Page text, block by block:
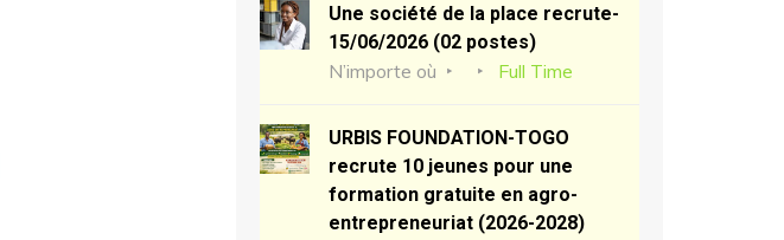
Une société de la place recrute-
15/06/2026 (02 postes)
N’importe où Full Time
URBIS FOUNDATION-TOGO
recrute 10 jeunes pour une
formation gratuite en agro-
entrepreneuriat (2026-2028)